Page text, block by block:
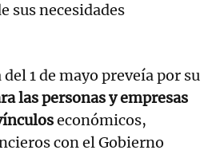
sus necesidades
1 de mayo preveía por su
las personas y empresas
económicos,
con el Gobierno